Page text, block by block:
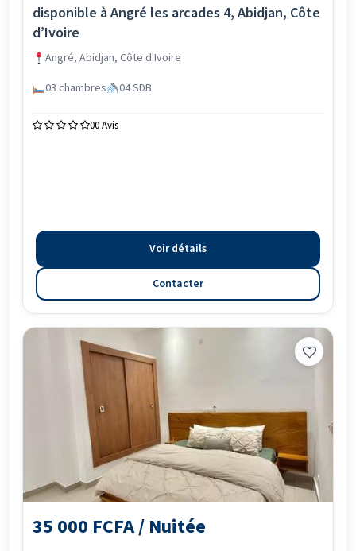
disponible à Angré les arcades 4, Abidjan, Côte
d’Ivoire
Angré, Abidjan, Côte d'Ivoire
03 chambres
04 SDB
00 Avis
Voir détails
Contacter
35 000 FCFA / Nuitée